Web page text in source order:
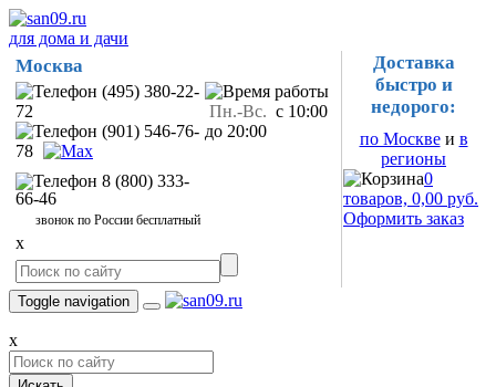
для дома и дачи
Москва
(495) 380-22-
72
(901) 546-76-
78
8 (800) 333-
66-46
звонок по России бесплатный
Пн.-Вс. с 10:00
до 20:00
x
Доставка
быстро и
недорого:
по Москвеи в
регионы
0
товаров, 0,00 руб.
Оформить заказ
Toggle navigation
x